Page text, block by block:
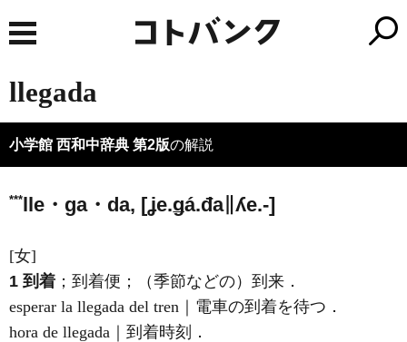
llegada
小学館 西和中辞典 第2版の解説
***lle・ga・da, [ʝe.ǥá.đa∥ʎe.-]
[女]
1 到着 ；到着便；（季節などの）到来．
esperar la llegada del tren｜電車の到着を待つ．
hora de llegada｜到着時刻．